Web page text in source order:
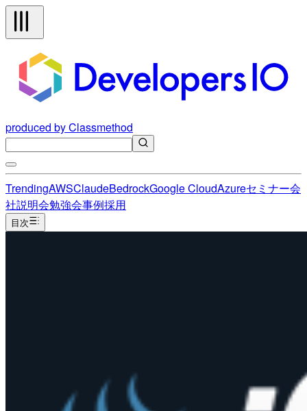
produced by Classmethod
TrendingAWSClaudeBedrockGoogle CloudAzureセミナー会
社説明会勉強会事例採用
目次